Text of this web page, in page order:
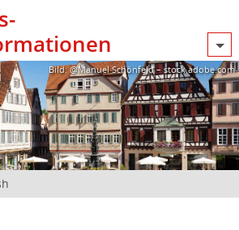
Bild: @Manuel Schönfeld – stock.adobe.com